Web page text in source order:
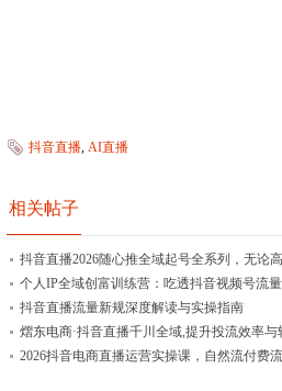
抖音直播 AI直播
相关帖子
抖音直播2026随心推全域起号全系列，无论
个人IP全域创富训练营：吃透抖音视频号流
抖音直播流量新规深度解读与实操指南
熠东电商·抖音直播千川全域,提升投流效率与
2026抖音电商直播运营实操课，自然流付费